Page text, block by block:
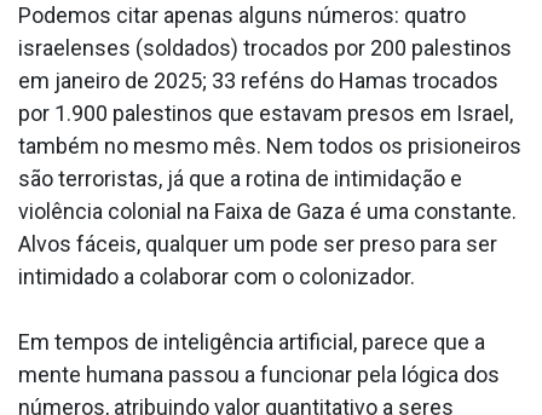
Podemos citar apenas alguns números: quatro
israelenses (soldados) trocados por 200 palestinos
em janeiro de 2025; 33 reféns do Hamas trocados
por 1.900 palestinos que estavam presos em Israel,
também no mesmo mês. Nem todos os prisioneiros
são terroristas, já que a rotina de intimidação e
violência colonial na Faixa de Gaza é uma constante.
Alvos fáceis, qualquer um pode ser preso para ser
intimidado a colaborar com o colonizador.
Em tempos de inteligência artificial, parece que a
mente humana passou a funcionar pela lógica dos
números, atribuindo valor quantitativo a seres